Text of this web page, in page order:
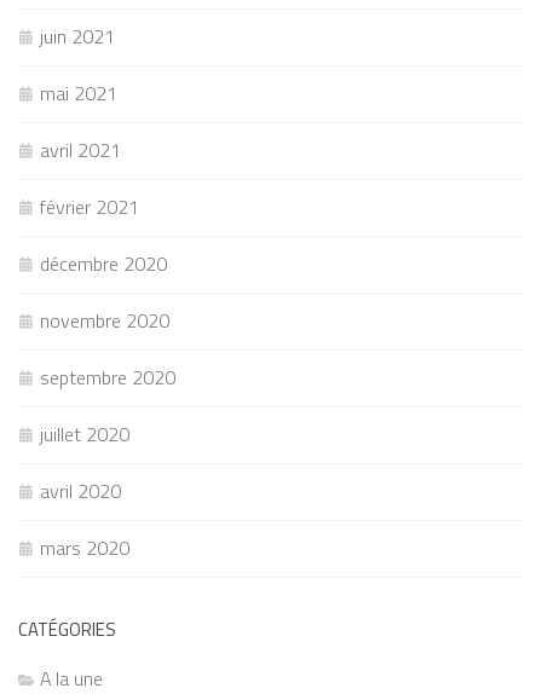
juin 2021
mai 2021
avril 2021
février 2021
décembre 2020
novembre 2020
septembre 2020
juillet 2020
avril 2020
mars 2020
CATÉGORIES
A la une